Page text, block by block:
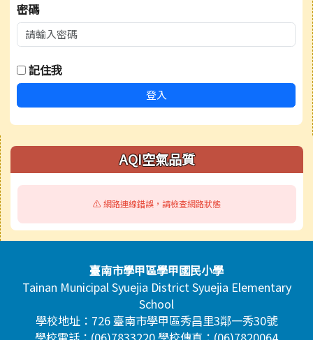
密碼
記住我
登入
右邊區域內容 AQI空氣品質
⚠️ 網路連線錯誤，請檢查網路狀態
頁尾區域內容臺南市學甲區學甲國民小學
Tainan Municipal Syuejia District Syuejia Elementary
School
學校地址：726 臺南市學甲區秀昌里3鄰一秀30號